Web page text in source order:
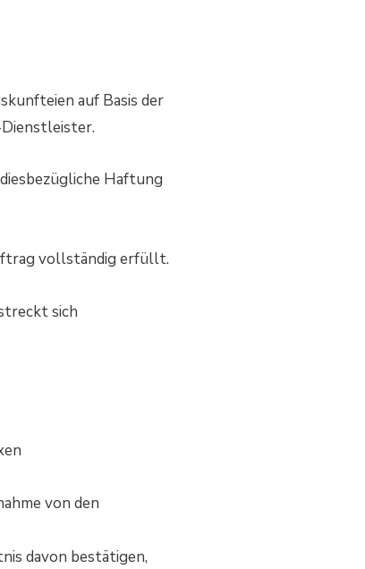
auf Basis der
Haftung
vollständig erfüllt.
sich
von den
davon bestätigen,